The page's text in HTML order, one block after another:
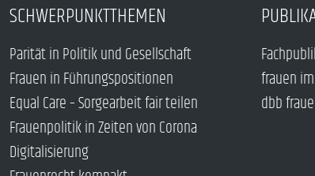
SCHWERPUNKTTHEMEN
Parität in Politik und Gesellschaft
Frauen in Führungspositionen
Equal Care – Sorgearbeit fair teilen
Frauenpolitik in Zeiten von Corona
Digitalisierung
frauen
dbb